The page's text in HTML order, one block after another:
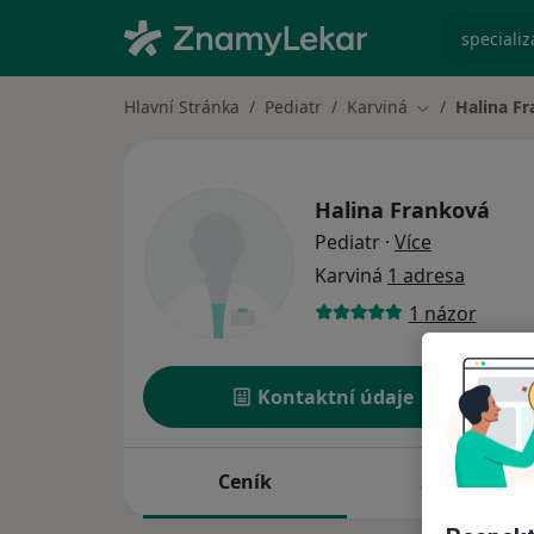
Hlavní Stránka Pediatr Karviná Změna města
Halina
Halina Franková
Pediatr · Více
Karviná 1 adresa
1 názor
Kontaktní údaje
Ceník Adresy